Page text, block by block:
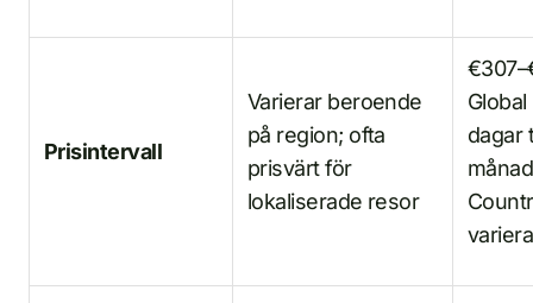
Prisintervall
Varierar beroende
på region; ofta
prisvärt för
lokaliserade resor
dagar